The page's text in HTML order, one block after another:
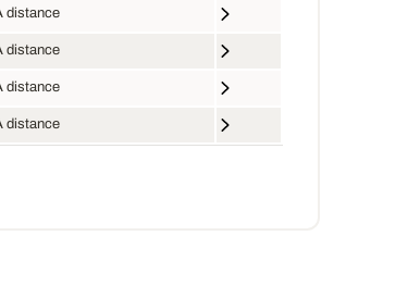
distance
distance
distance
distance